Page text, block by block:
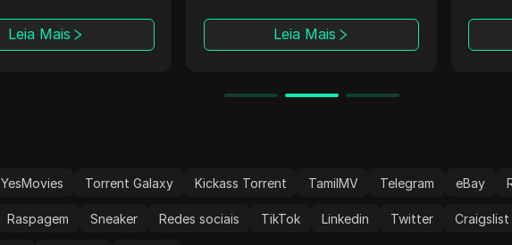
Oferecemos proxies
dedicados com tráfego
Leia Mais
qualidade. Perfeitos para web
scraping eficiente e análise de
Leia Mais
YesMovies Torrent Galaxy Kickass Torrent TamilMV Telegram eBay
Raspagem Sneaker Redes sociais TikTok Linkedin Twitter Craigslist